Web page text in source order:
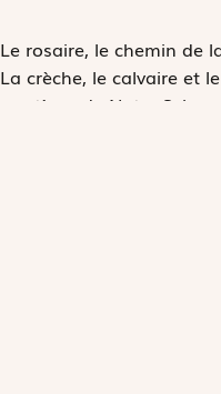
Le rosaire, le chemin de
La crèche, le calvaire et
mystères de Notre